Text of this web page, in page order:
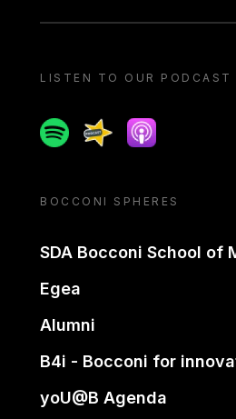
LISTEN TO OUR PODCAST
SpotifySpreakerApple podcast
BOCCONI SPHERES
SDA Bocconi School of
Egea
Alumni
B4i - Bocconi for
yoU@B Agenda